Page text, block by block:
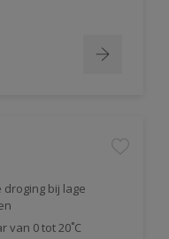
bij lage
van 0 tot 20˚C